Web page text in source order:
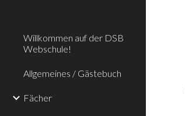
Willkommen auf der DSB
Webschule!
Allgemeines / Gästebuch
Fächer